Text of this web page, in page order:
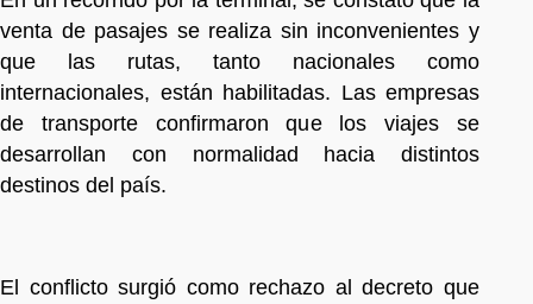
venta de pasajes se realiza sin inconvenientes y
que las rutas, tanto nacionales como
internacionales, están habilitadas. Las empresas
de transporte confirmaron que los viajes se
desarrollan con normalidad hacia distintos
destinos del país.
El conflicto surgió como rechazo al decreto que